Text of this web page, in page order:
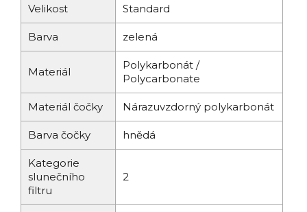
Velikost Standard
Barva zelená
Materiál
Polykarbonát /
Polycarbonate
Materiál čočky Nárazuvzdorný polykarbonát
Barva čočky hnědá
Kategorie
slunečního
filtru
2